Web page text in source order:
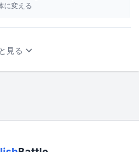
に変える
見る